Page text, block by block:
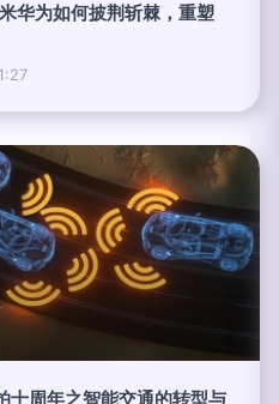
华为如何披荆斩棘，重塑
十周年之智能交通的转型与